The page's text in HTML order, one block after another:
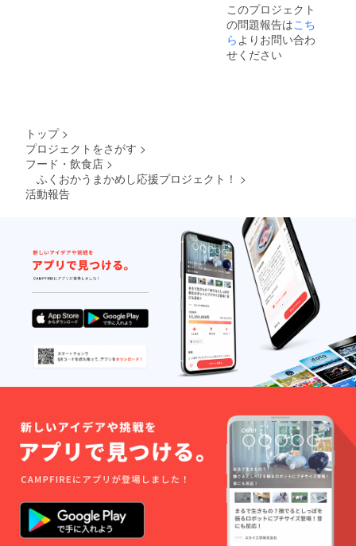
合会が
運営し
ている
アンテ
ご記入
くださ
い。
ご記入
がない
場合に
は、
「福岡
うまか
もん
パック
A」で送
付しま
す。 ※
で、一
部の商
品が変
更にな
る場合
があり
ます。
※後日、
配送さ
れま
岡県産
の季節
のおい
しい野
菜と特
ナ
ショッ
プ ※い
ずれか
ご希望
される
「パッ
ク」の
種類を
「備考
欄」に
ご記入
くださ
い。
場合に
は、
「福岡
うまか
もん
デラッ
クスA」
で送付
しま
（DOC
ORE・
JA混
合）
博
合会が
運営し
ている
アンテ
ナ
ショッ
プ ※い
ずれか
ご希望
される
「パッ
ク」の
種類を
「備考
くださ
い。
ご記入
がない
場合に
は、
「福岡
うまか
もん
パック
このプロジェクト
の問題報告はこち
らよりお問い合わ
せください
トップ >
プロジェクトをさがす >
フード・飲食店 >
ふくおかうまかめし応援プロジェクト！ >
活動報告